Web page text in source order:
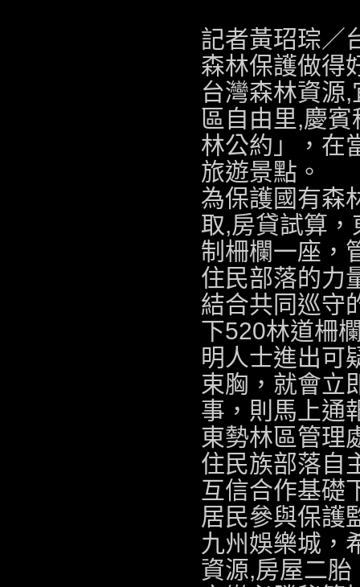
記者黃玿琮／
森林保護做得
台灣森林資源,
區自由里,慶賓
林公約」，在
旅遊景點 。
為保護國有森
取,房貸試算
制柵欄一座，
住民部落的力
結合共同巡守
下520林道柵
明人士進出可
束胸 ，就會立
事，則馬上通
東勢林區管理
住民族部落自
互信合作基礎
居民參與保護
九州娛樂城 ，
資源,房屋二胎